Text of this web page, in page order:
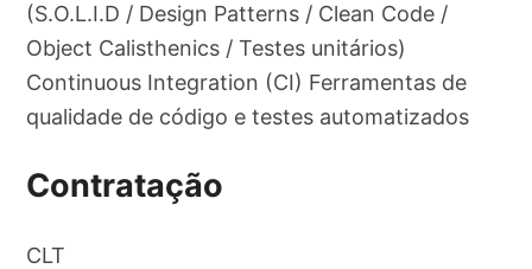
(S.O.L.I.D / Design Patterns / Clean Code /
Object Calisthenics / Testes unitários)
Continuous Integration (CI) Ferramentas de
qualidade de código e testes automatizados
Contratação
CLT